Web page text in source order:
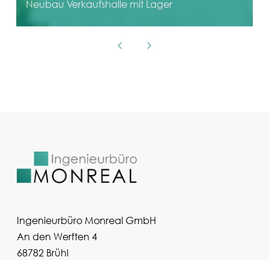
Neubau Verkaufs­halle mit Lager
Ingenieurbüro Monreal GmbH
An den Werften 4
68782 Brühl